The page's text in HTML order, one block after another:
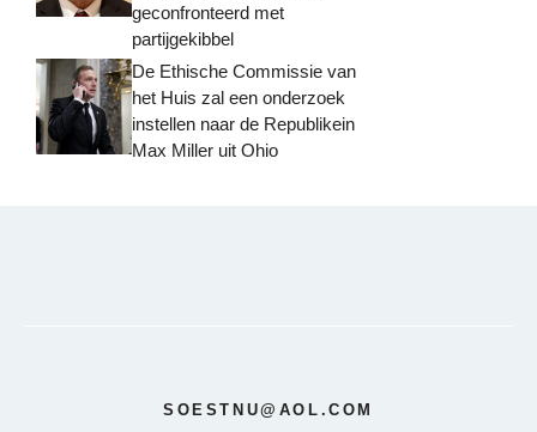
geconfronteerd met
partijgekibbel
De Ethische Commissie van
het Huis zal een onderzoek
instellen naar de Republikein
Max Miller uit Ohio
SOESTNU@AOL.COM